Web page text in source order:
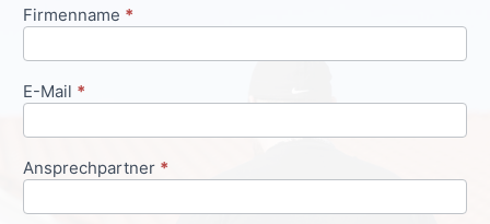
Anfrageformular
Firmenname *
E-Mail *
Ansprechpartner *